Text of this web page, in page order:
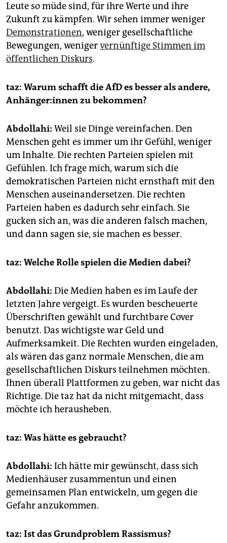
Leute so müde sind, für ihre Werte und ihre
Zukunft zu kämpfen. Wir sehen immer weniger
Demonstrationen, weniger gesellschaftliche
Bewegungen, wenigervernünftige Stimmen im
öffentlichen Diskurs.
taz: Warum schafft die AfD es besser als andere,
An­hän­ge­r:in­nen zu bekommen?
Abdollahi: Weil sie Dinge vereinfachen. Den
Menschen geht es immer um ihr Gefühl, weniger
um Inhalte. Die rechten Parteien spielen mit
Gefühlen. Ich frage mich, warum sich die
demokratischen Parteien nicht ernsthaft mit den
Menschen auseinandersetzen. Die rechten
Parteien haben es dadurch sehr einfach. Sie
gucken sich an, was die anderen falsch machen,
und dann sagen sie, sie machen es besser.
taz: Welche Rolle spielen die Medien dabei?
Abdollahi: Die Medien haben es im Laufe der
letzten Jahre vergeigt. Es wurden bescheuerte
Überschriften gewählt und furchtbare Cover
benutzt. Das wichtigste war Geld und
Aufmerksamkeit. Die Rechten wurden eingeladen,
als wären das ganz normale Menschen, die am
gesellschaftlichen Diskurs teilnehmen möchten.
Ihnen überall Plattformen zu geben, war nicht das
Richtige. Die taz hat da nicht mitgemacht, dass
möchte ich herausheben.
taz: Was hätte es gebraucht?
Abdollahi: Ich hätte mir gewünscht, dass sich
Medienhäuser zusammentun und einen
gemeinsamen Plan entwickeln, um gegen die
Gefahr anzukommen.
taz: Ist das Grundproblem Rassismus?